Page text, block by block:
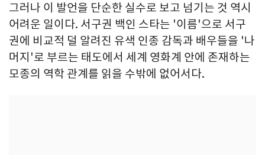
그러나 이 발언을 단순한 실수로 보고 넘기는 것 역시
어려운 일이다. 서구권 백인 스타는 '이름'으로 서구
권에 비교적 덜 알려진 유색 인종 감독과 배우들을 '나
머지'로 부르는 태도에서 세계 영화계 안에 존재하는
모종의 역학 관계를 읽을 수밖에 없어서다.